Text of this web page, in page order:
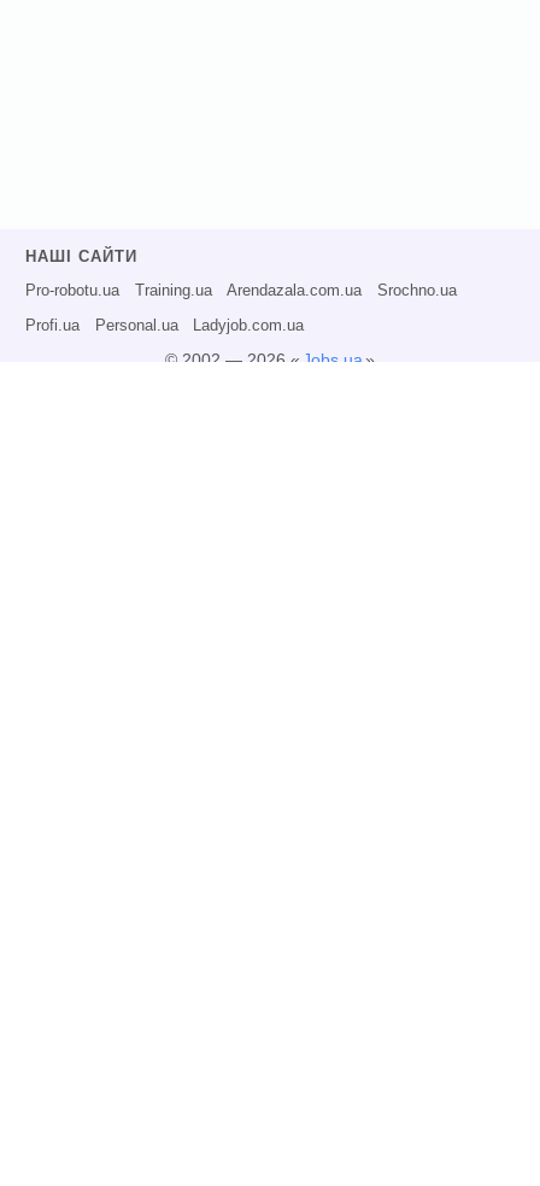
НАШІ САЙТИ
Pro-robotu.ua Training.ua Arendazala.com.ua Srochno.ua
Profi.ua Personal.ua Ladyjob.com.ua
© 2002 — 2026 « Jobs.ua»